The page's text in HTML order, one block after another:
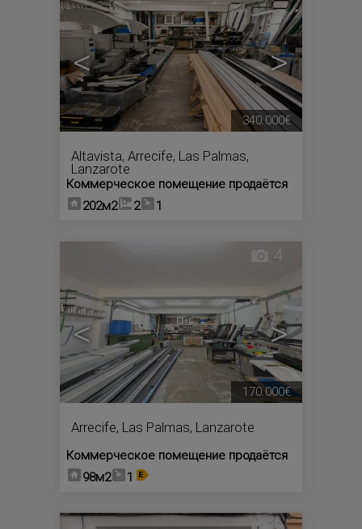
< >
Altavista, Arrecife, Las Palmas,
Lanzarote
Коммерческое помещение продаётся
202м2
2 1
340.000€
< >
4
Arrecife, Las Palmas, Lanzarote
Коммерческое помещение продаётся
98м2
1
170.000€